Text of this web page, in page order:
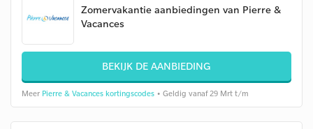
Zomervakantie aanbiedingen van Pierre &
Vacances
BEKIJK DE AANBIEDING
Meer Pierre & Vacances kortingscodes • Geldig vanaf 29 Mrt t/m